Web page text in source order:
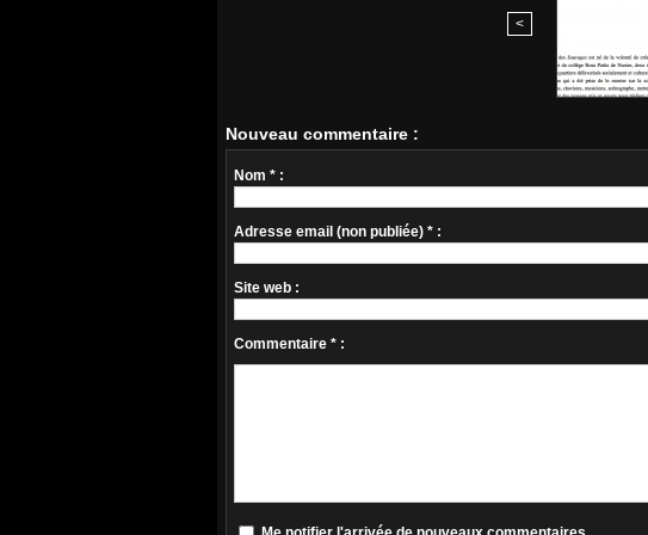
<
Nouveau commentaire :
Nom * :
Adresse email (non publiée) * :
Site web :
Commentaire * :